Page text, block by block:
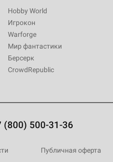
Hobby World
Игрокон
Warforge
Мир фантастики
Берсерк
CrowdRepublic
(800) 500-31-36
Публичная оферта